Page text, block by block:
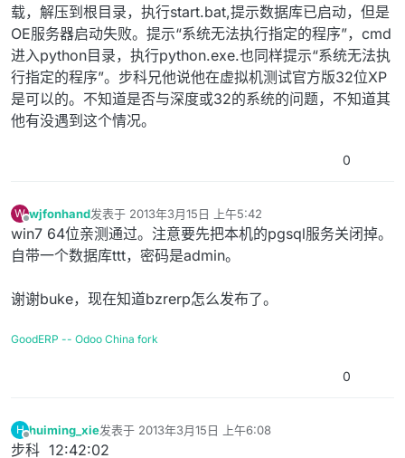
载，解压到根目录，执行start.bat,提示数据库已启动，但是
OE服务器启动失败。提示“系统无法执行指定的程序”，cmd
进入python目录，执行python.exe.也同样提示“系统无法执
行指定的程序”。步科兄他说他在虚拟机测试官方版32位XP
是可以的。不知道是否与深度或32的系统的问题，不知道其
他有没遇到这个情况。
0
W
离线
wjfonhand发表于 2013年3月15日 上午5:42
最后由 编辑
win7 64位亲测通过。注意要先把本机的pgsql服务关闭掉。
自带一个数据库ttt，密码是admin。
谢谢buke，现在知道bzrerp怎么发布了。
GoodERP -- Odoo China fork
0
H
离线
huiming_xie发表于 2013年3月15日 上午6:08
最后由 编辑
步科 12:42:02